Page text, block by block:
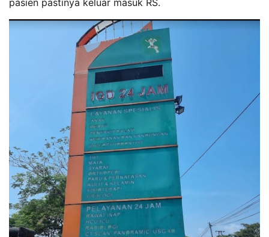
pasien pastinya keluar masuk RS.